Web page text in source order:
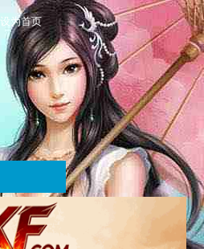
设为首页